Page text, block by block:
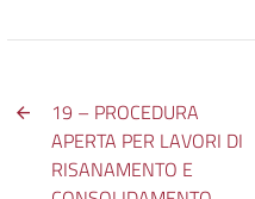
19 – PROCEDURA
APERTA PER LAVORI DI
RISANAMENTO E